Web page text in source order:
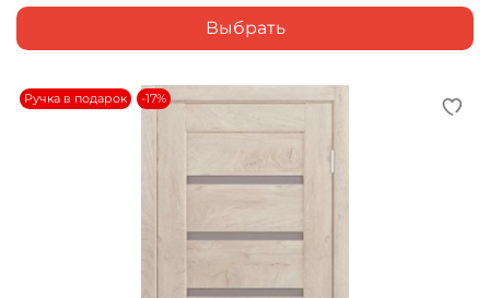
Выбрать
Ручка в подарок -17%